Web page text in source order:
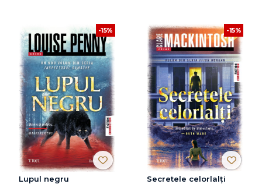
-15%
Lupul negru
-15%
Secretele celorlalți